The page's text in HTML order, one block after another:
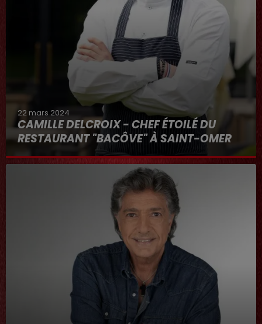
22 mars 2024
CAMILLE DELCROIX - CHEF ÉTOILÉ DU
RESTAURANT "BACÔVE" À SAINT-OMER
Au micro d'Hervé dans "RDL ET VOUS"